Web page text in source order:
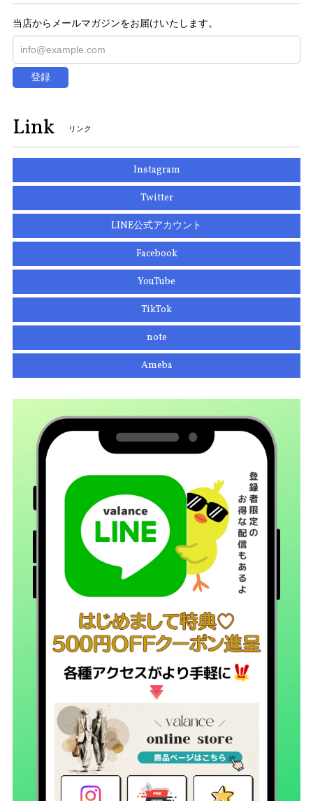
当店からメールマガジンをお届けいたします。
登録
Link リンク
Instagram
Twitter
LINE公式アカウント
Facebook
YouTube
TikTok
note
Ameba